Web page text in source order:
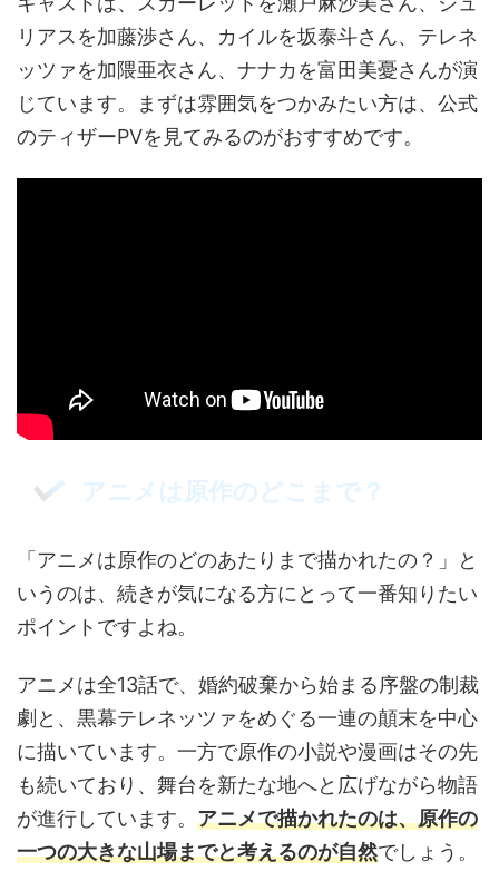
リアスを加藤渉さん、カイルを坂泰斗さん、テレネ
ッツァを加隈亜衣さん、ナナカを富田美憂さんが演
じています。まずは雰囲気をつかみたい方は、公式
のティザーPVを見てみるのがおすすめです。
アニメは原作のどこまで？
「アニメは原作のどのあたりまで描かれたの？」と
いうのは、続きが気になる方にとって一番知りたい
ポイントですよね。
アニメは全13話で、婚約破棄から始まる序盤の制裁
劇と、黒幕テレネッツァをめぐる一連の顛末を中心
に描いています。一方で原作の小説や漫画はその先
も続いており、舞台を新たな地へと広げながら物語
が進行しています。 アニメで描かれたのは、原作の
一つの大きな山場までと考えるのが自然でしょう。